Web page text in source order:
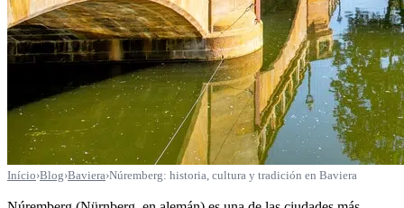
Início›Blog›Baviera›Núremberg: historia, cultura y tradición en Baviera